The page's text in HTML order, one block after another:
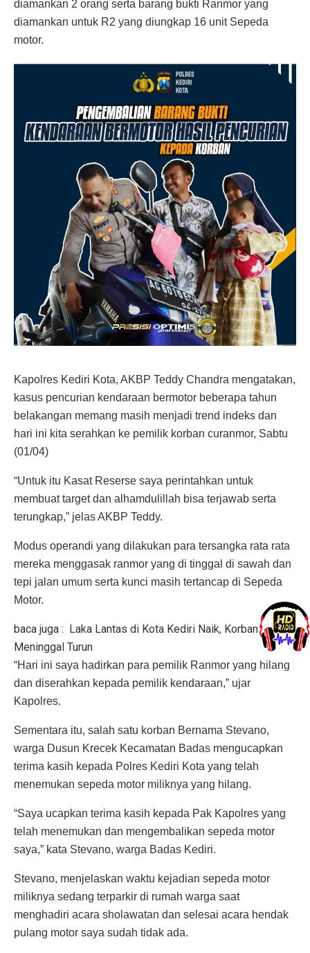
diamankan 2 orang serta barang bukti Ranmor yang
diamankan untuk R2 yang diungkap 16 unit Sepeda
motor.
Kapolres Kediri Kota, AKBP Teddy Chandra mengatakan,
kasus pencurian kendaraan bermotor beberapa tahun
belakangan memang masih menjadi trend indeks dan
hari ini kita serahkan ke pemilik korban curanmor, Sabtu
(01/04)
“Untuk itu Kasat Reserse saya perintahkan untuk
membuat target dan alhamdulillah bisa terjawab serta
terungkap,” jelas AKBP Teddy.
Modus operandi yang dilakukan para tersangka rata rata
mereka menggasak ranmor yang di tinggal di sawah dan
tepi jalan umum serta kunci masih tertancap di Sepeda
Motor.
baca juga :
Laka Lantas di Kota Kediri Naik, Korban
Meninggal Turun
“Hari ini saya hadirkan para pemilik Ranmor yang hilang
dan diserahkan kepada pemilik kendaraan,” ujar
Kapolres.
Sementara itu, salah satu korban Bernama Stevano,
warga Dusun Krecek Kecamatan Badas mengucapkan
terima kasih kepada Polres Kediri Kota yang telah
menemukan sepeda motor miliknya yang hilang.
“Saya ucapkan terima kasih kepada Pak Kapolres yang
telah menemukan dan mengembalikan sepeda motor
saya,” kata Stevano, warga Badas Kediri.
Stevano, menjelaskan waktu kejadian sepeda motor
miliknya sedang terparkir di rumah warga saat
menghadiri acara sholawatan dan selesai acara hendak
pulang motor saya sudah tidak ada.